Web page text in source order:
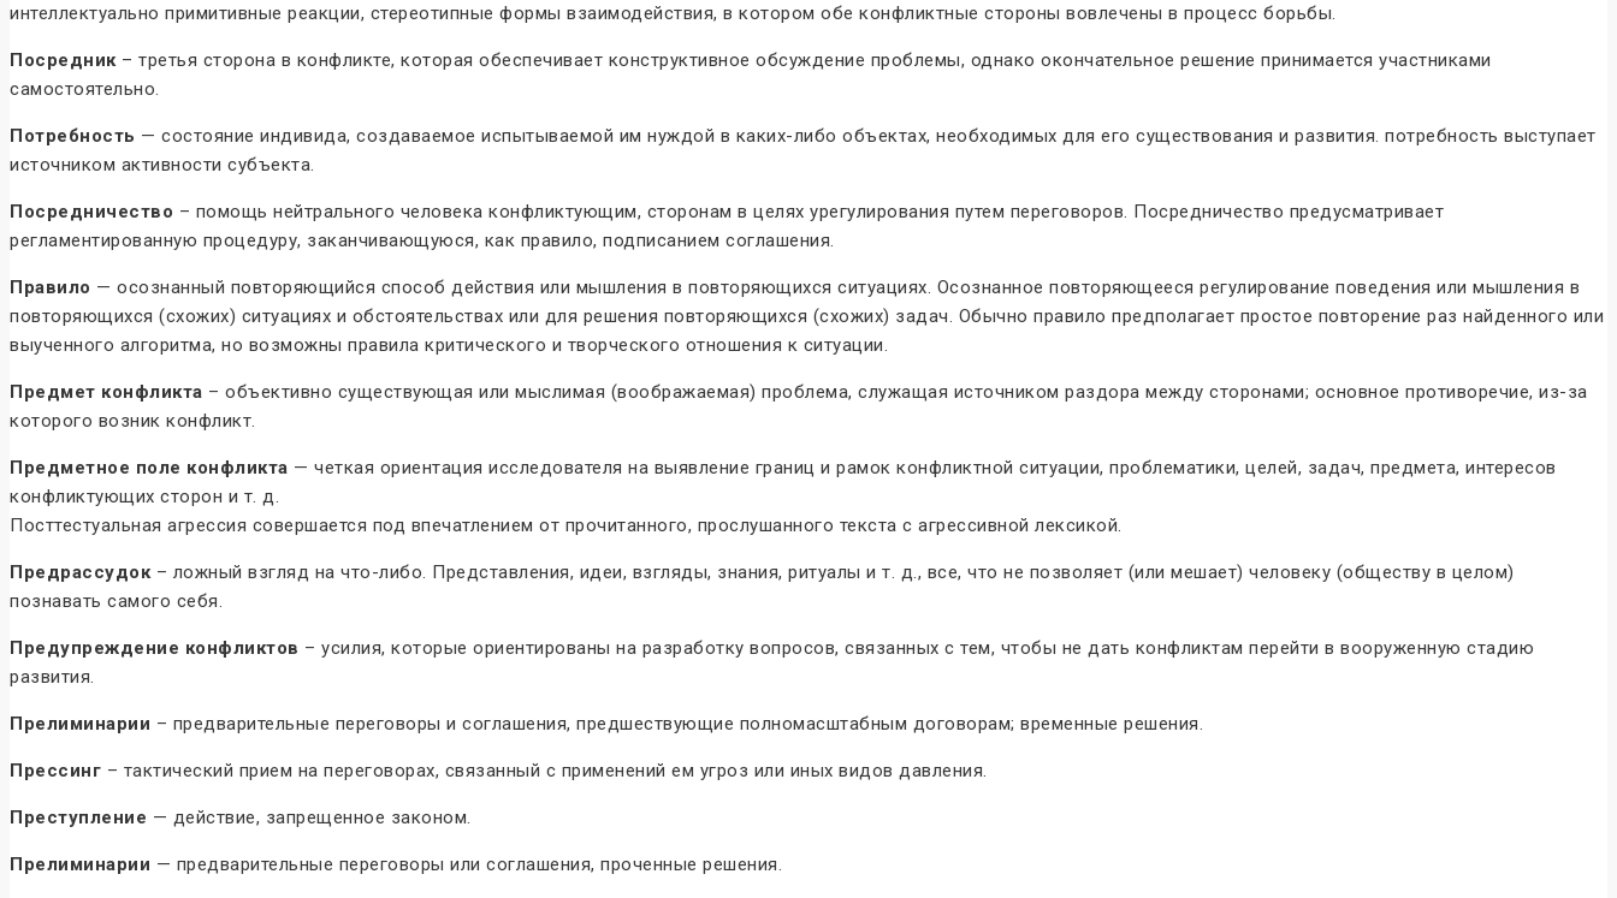
интеллектуально примитивные реакции, стереотипные формы взаимодействия, в котором обе конфликтные стороны вовлечены в процесс борьбы.
Посредник – третья сторона в конфликте, которая обеспечивает конструктивное обсуждение проблемы, однако окончательное решение принимается участниками
самостоятельно.
Потребность — состояние индивида, создаваемое испытываемой им нуждой в каких-либо объектах, необходимых для его существования и развития. потребность выступает
источником активности субъекта.
Посредничество – помощь нейтрального человека конфликтующим, сторонам в целях урегулирования путем переговоров. Посредничество предусматривает
регламентированную процедуру, заканчивающуюся, как правило, подписанием соглашения.
Правило — осознанный повторяющийся способ действия или мышления в повторяющихся ситуациях. Осознанное повторяющееся регулирование поведения или мышления в
повторяющихся (схожих) ситуациях и обстоятельствах или для решения повторяющихся (схожих) задач. Обычно правило предполагает простое повторение раз найденного или
выученного алгоритма, но возможны правила критического и творческого отношения к ситуации.
Предмет конфликта – объективно существующая или мыслимая (воображаемая) проблема, служащая источником раздора между сторонами; основное противоречие, из-за
которого возник конфликт.
Предметное поле конфликта — четкая ориентация исследователя на выявление границ и рамок конфликтной ситуации, проблематики, целей, задач, предмета, интересов
конфликтующих сторон и т. д.
Посттестуальная агрессия совершается под впечатлением от прочитанного, прослушанного текста с агрессивной лексикой.
Предрассудок – ложный взгляд на что-либо. Представления, идеи, взгляды, знания, ритуалы и т. д., все, что не позволяет (или мешает) человеку (обществу в целом)
познавать самого себя.
Предупреждение конфликтов – усилия, которые ориентированы на разработку вопросов, связанных с тем, чтобы не дать конфликтам перейти в вооруженную стадию
развития.
Прелиминарии – предварительные переговоры и соглашения, предшествующие полномасштабным договорам; временные решения.
Прессинг – тактический прием на переговорах, связанный с применений ем угроз или иных видов давления.
Преступление — действие, запрещенное законом.
Прелиминарии — предварительные переговоры или соглашения, проченные решения.